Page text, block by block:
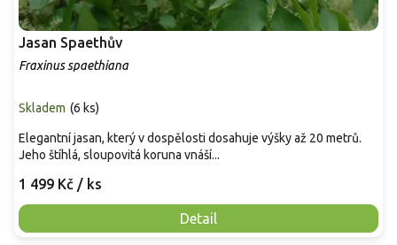
Jasan Spaethův
Fraxinus spaethiana
Skladem (6 ks)
1 499 Kč / ks
Detail
Elegantní jasan, který v dospělosti dosahuje výšky až 20 metrů.
Jeho štíhlá, sloupovitá koruna vnáší...